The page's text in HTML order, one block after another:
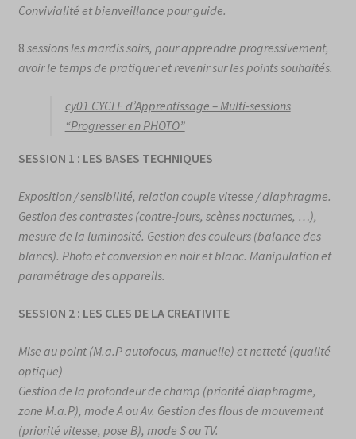
Convivialité et bienveillance pour guide.
8 sessions les mardis soirs, pour apprendre progressivement,
avoir le temps de pratiquer et revenir sur les points souhaités.
cy01 CYCLE d’Apprentissage – Multi-sessions
“Progresser en PHOTO”
SESSION 1 : LES BASES TECHNIQUES
Exposition / sensibilité, relation couple vitesse / diaphragme.
Gestion des contrastes (contre-jours, scènes nocturnes, …),
mesure de la luminosité. Gestion des couleurs (balance des
blancs). Photo et conversion en noir et blanc. Manipulation et
paramétrage des appareils.
SESSION 2 : LES CLES DE LA CREATIVITE
Mise au point (M.a.P autofocus, manuelle) et netteté (qualité
optique)
Gestion de la profondeur de champ (priorité diaphragme,
zone M.a.P), mode A ou Av. Gestion des flous de mouvement
(priorité vitesse, pose B), mode S ou TV.